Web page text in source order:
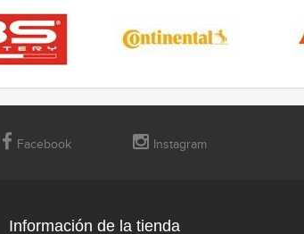
Facebook Instagram
Información de la tienda